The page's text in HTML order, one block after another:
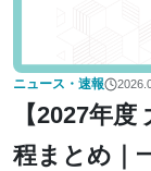
ニュース・速報
【2027年
程まとめ｜